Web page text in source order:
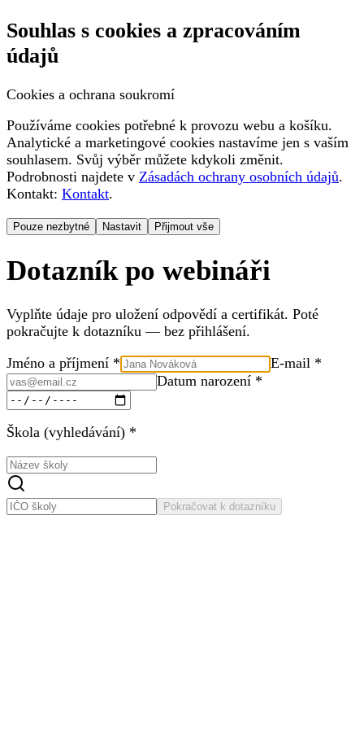
Souhlas s cookies a zpracováním
údajů
Cookies a ochrana soukromí
Používáme cookies potřebné k provozu webu a košíku.
Analytické a marketingové cookies nastavíme jen s vaším
souhlasem. Svůj výběr můžete kdykoli změnit.
Podrobnosti najdete v Zásadách ochrany osobních údajů.
Kontakt: Kontakt.
Pouze nezbytné Nastavit Přijmout vše
Dotazník po webináři
Vyplňte údaje pro uložení odpovědí a certifikát. Poté
pokračujte k dotazníku — bez přihlášení.
Jméno a příjmení *
E-mail *
Datum narození *
Škola (vyhledávání) *
Pokračovat k dotazníku